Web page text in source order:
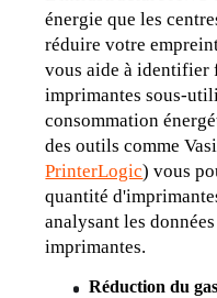
énergie que les
réduire votre
vous aide à identifier
imprimantes sous-
consommation
PrinterLogic) vous
quantité
analysant les
imprimantes.
Réduction du